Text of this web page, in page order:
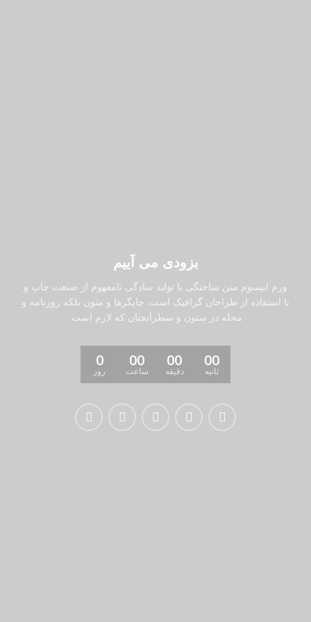
بزودی می آییم
ورم ایپسوم متن ساختگی با تولید سادگی نامفهوم از صنعت چاپ و
با استفاده از طراحان گرافیک است. چاپگرها و متون بلکه روزنامه و
مجله در ستون و سطرآنچنان که لازم است.
0
روز
00
ساعت
00
دقیقه
00
ثانیه